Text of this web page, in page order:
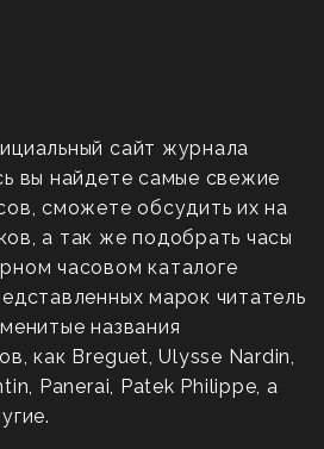
сайт журнала
вы найдете самые свежие
сможете обсудить их на
а так же подобрать часы
часовом каталоге
марок читатель
названия
как Breguet, Ulysse Nardin,
Panerai, Patek Philippe, а